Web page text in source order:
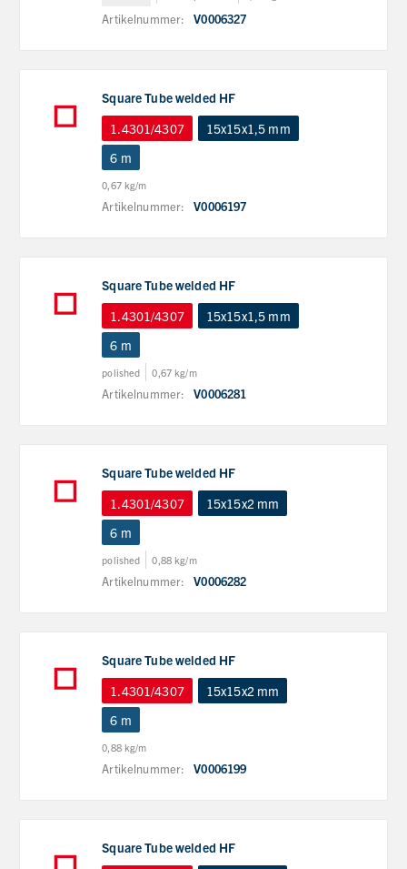
Artikelnummer: V0006327
Square Tube welded HF
1.4301/4307
15x15x1,5 mm
6 m
0,67 kg/m
Artikelnummer: V0006197
Square Tube welded HF
1.4301/4307
15x15x1,5 mm
6 m
polished 0,67 kg/m
Artikelnummer: V0006281
Square Tube welded HF
1.4301/4307
15x15x2 mm
6 m
polished 0,88 kg/m
Artikelnummer: V0006282
Square Tube welded HF
1.4301/4307
15x15x2 mm
6 m
0,88 kg/m
Artikelnummer: V0006199
Square Tube welded HF